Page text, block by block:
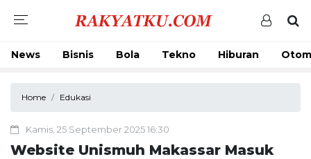
News Bisnis Bola Tekno Hiburan
Home Edukasi
Kamis, 25 September 2025 16:30
Website Unismuh Makassar Masuk